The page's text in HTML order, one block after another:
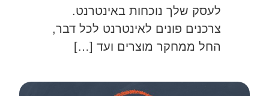
לעסק שלך נוכחות באינטרנט.
צרכנים פונים לאינטרנט לכל דבר,
החל ממחקר מוצרים ועד […]